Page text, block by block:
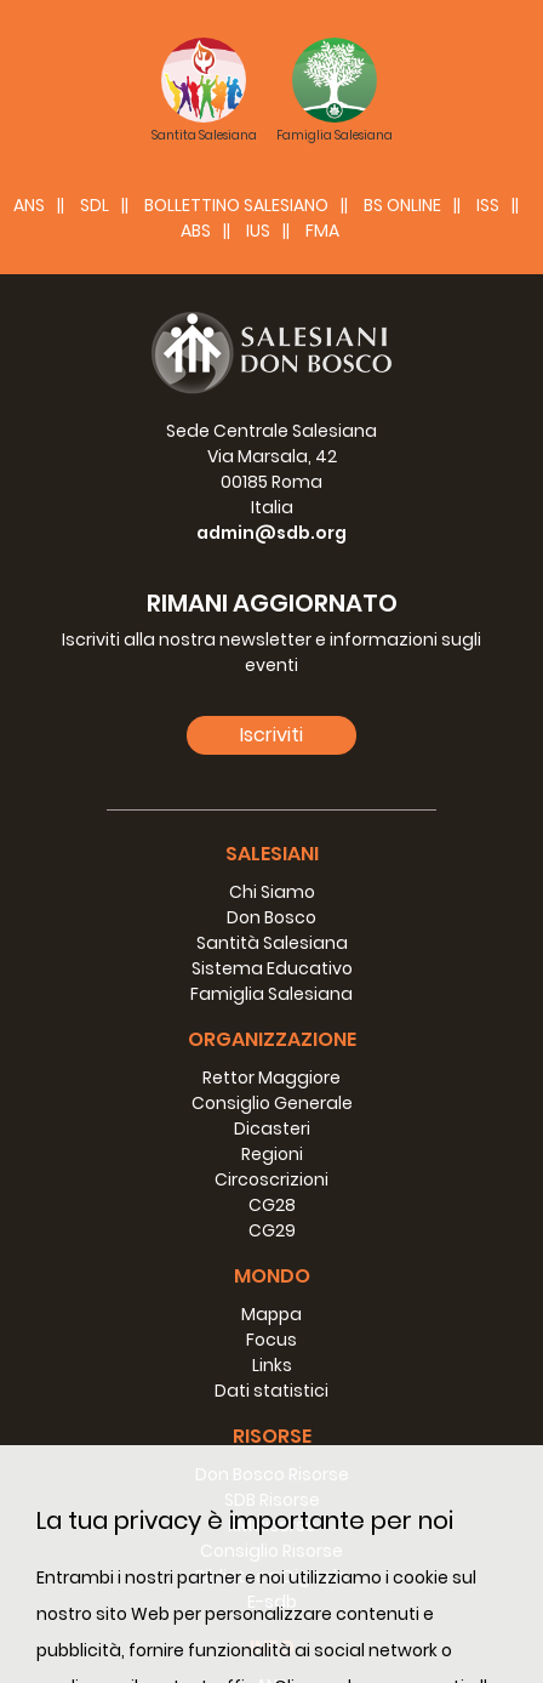
La tua privacy è importante per noi
Entrambi i nostri partner e noi utilizziamo i cookie sul
nostro sito Web per personalizzare contenuti e
pubblicità, fornire funzionalità ai social network o
Santita Salesiana Famiglia Salesiana
ANS SDL BOLLETTINO SALESIANO BS ONLINE
ISS
ABS
IUS FMA
Sede Centrale Salesiana
Via Marsala, 42
00185 Roma
Italia
admin@sdb.org
RIMANI AGGIORNATO
Iscriviti alla nostra newsletter e informazioni sugli
eventi
Iscriviti
SALESIANI
Chi Siamo
Don Bosco
Santità Salesiana
Sistema Educativo
Famiglia Salesiana
ORGANIZZAZIONE
Rettor Maggiore
Consiglio Generale
Dicasteri
Regioni
Circoscrizioni
CG28
CG29
MONDO
Mappa
Focus
Links
Dati statistici
RISORSE
RM Risorse
Biblioteca Digitale
E-sdb
INFO